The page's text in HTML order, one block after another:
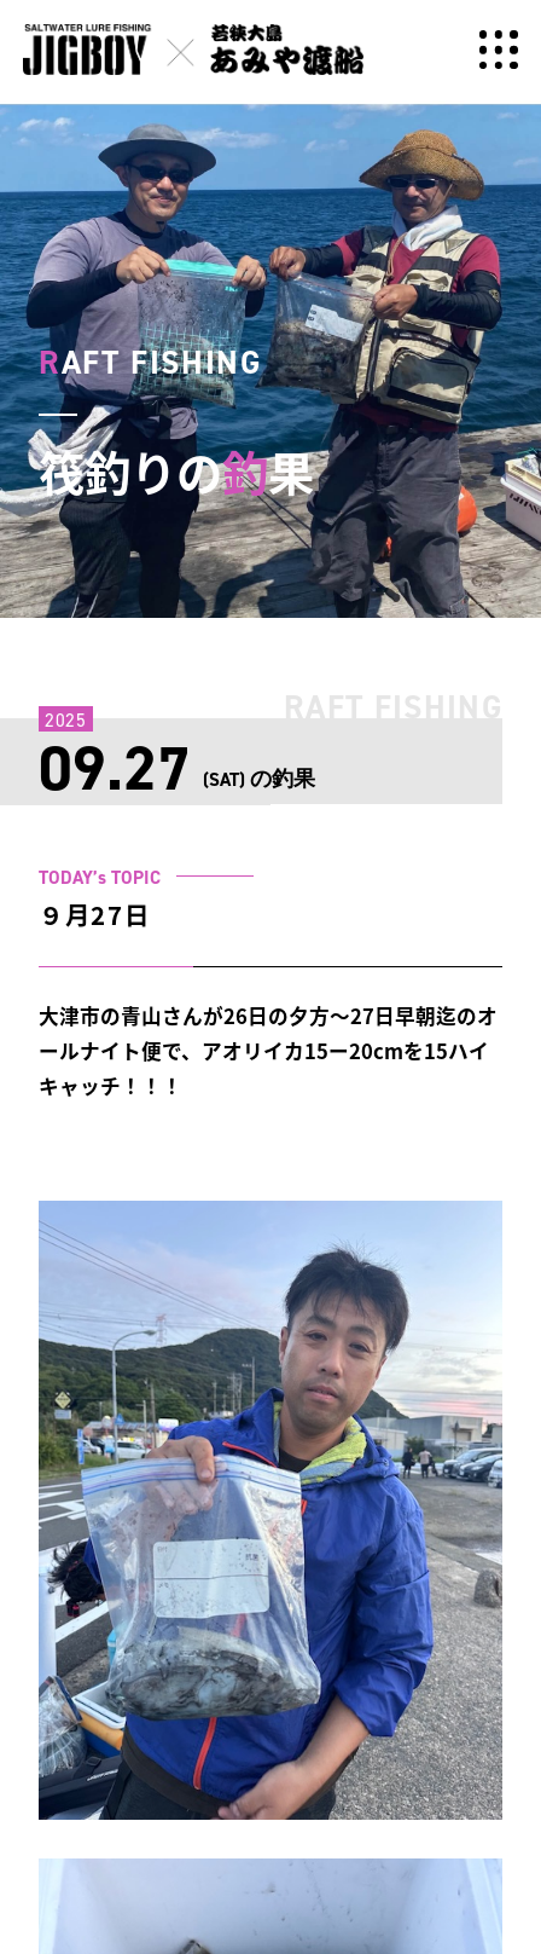
RAFT FISHING
筏釣りの釣果
RAFT FISHING
09.27 (SAT) の釣果
2025
TODAY’s TOPIC
９月27日
大津市の青山さんが26日の夕方〜27日早朝迄のオ
ールナイト便で、アオリイカ15ー20cmを15ハイ
キャッチ！！！